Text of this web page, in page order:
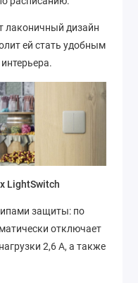
лаконичный дизайн
ей стать удобным
LightSwitch
защиты: по
отключает
2,6 А, а также